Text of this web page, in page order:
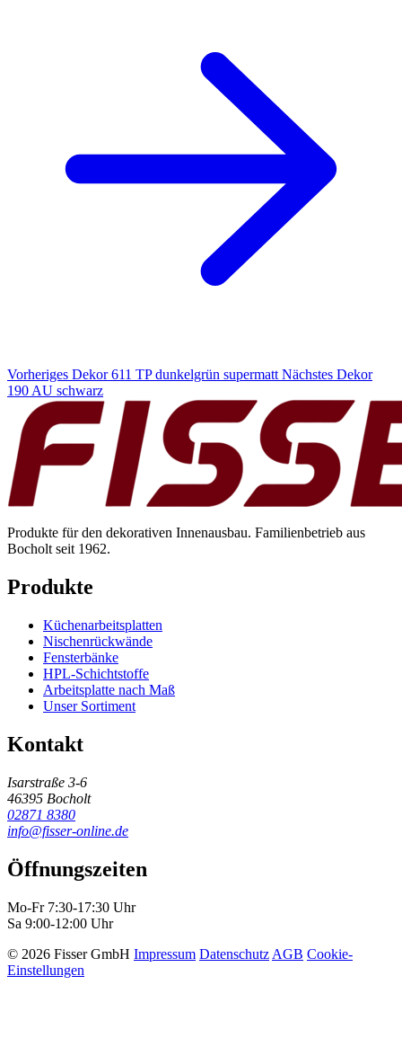
Vorheriges Dekor 611 TP dunkelgrün supermatt Nächstes Dekor
190 AU schwarz
Produkte für den dekorativen Innenausbau. Familienbetrieb aus
Bocholt seit 1962.
Produkte
Küchenarbeitsplatten
Nischenrückwände
Fensterbänke
HPL-Schichtstoffe
Arbeitsplatte nach Maß
Unser Sortiment
Kontakt
Isarstraße 3-6
46395 Bocholt
02871 8380
info@fisser-online.de
Öffnungszeiten
Mo-Fr 7:30-17:30 Uhr
Sa 9:00-12:00 Uhr
© 2026 Fisser GmbH Impressum Datenschutz AGB Cookie-
Einstellungen